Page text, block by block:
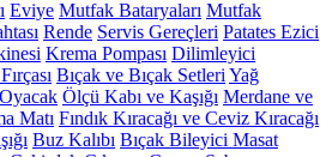
Eviye Mutfak Bataryaları Mutfak
Rende Servis Gereçleri Patates Ezici
Krema Pompası Dilimleyici
Bıçak ve Bıçak Setleri Yağ
Ölçü Kabı ve Kaşığı Merdane ve
Matı Fındık Kıracağı ve Ceviz Kıracağı
Buz Kalıbı Bıçak Bileyici Masat